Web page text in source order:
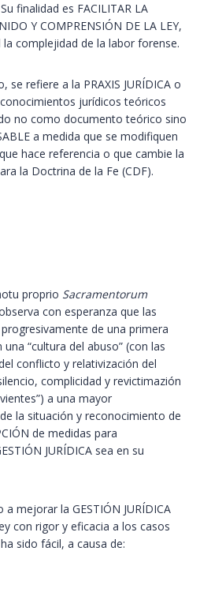
finalidad es FACILITAR LA
Y COMPRENSIÓN DE LA LEY,
complejidad de la labor forense.
refiere a la PRAXIS JURÍDICA o
jurídicos teóricos
no como documento teórico sino
a medida que se modifiquen
hace referencia o que cambie la
la Doctrina de la Fe (CDF).
proprio Sacramentorum
con esperanza que las
de una primera
“cultura del abuso” (con las
conflicto y relativización del
complicidad y revictimazión
a una mayor
la situación y reconocimiento de
de medidas para
JURÍDICA sea en su
mejorar la GESTIÓN JURÍDICA
con rigor y eficacia a los casos
sido fácil, a causa de: